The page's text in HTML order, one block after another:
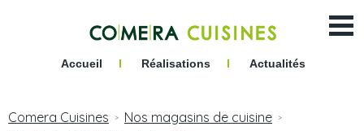
Accueil I Réalisations I Actualités
Comera Cuisines > Nos magasins de cuisine >